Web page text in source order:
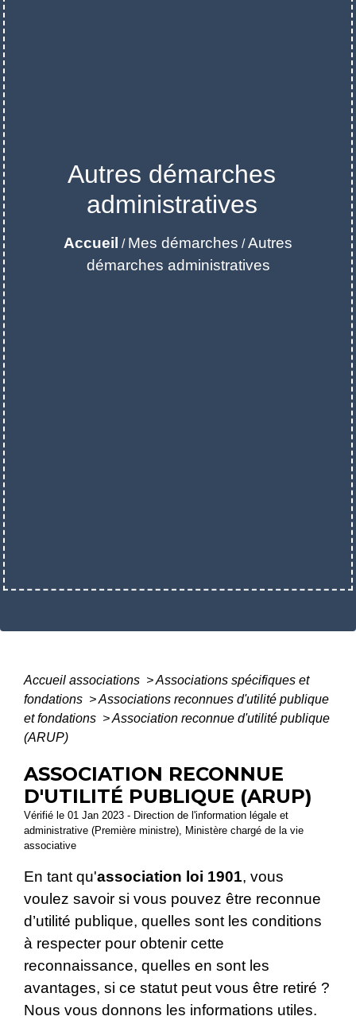
Autres démarches
administratives
Accueil / Mes démarches /Autres
démarches administratives
Accueil associations >Associations spécifiques et
fondations >Associations reconnues d'utilité publique
et fondations >Association reconnue d'utilité publique
(ARUP)
ASSOCIATION RECONNUE
D'UTILITÉ PUBLIQUE (ARUP)
Vérifié le 01 Jan 2023 - Direction de l'information légale et
administrative (Première ministre), Ministère chargé de la vie
associative
En tant qu'association loi 1901, vous
voulez savoir si vous pouvez être reconnue
d’utilité publique, quelles sont les conditions
à respecter pour obtenir cette
reconnaissance, quelles en sont les
avantages, si ce statut peut vous être retiré ?
Nous vous donnons les informations utiles.